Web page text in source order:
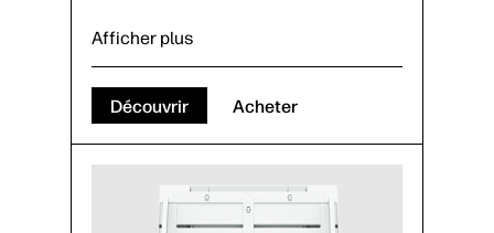
Afficher plus
Découvrir Acheter